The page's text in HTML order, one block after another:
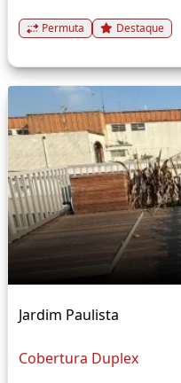
Permuta Destaque
Jardim Paulista
Cobertura Duplex